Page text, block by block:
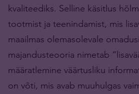
kvaliteediks. Selline käsitlus
tootmist ja teenindamist, mis
maailmas olemasolevale
majandusteooria nimetab
määratlemine väärtusliku
on võti, mis avab muuhulgas